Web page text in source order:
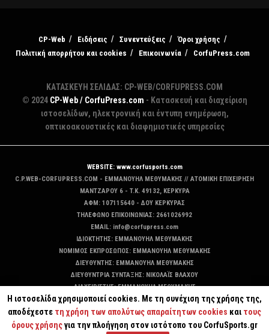
CP-Web Ειδήσεις Συνεντεύξεις
Όροι χρήσης
Πολιτική απορρήτου και cookies
Επικοινωνία CorfuPress.com
ΚΑΤΑΣΚΕΥΗ ΣΕΛΙΔΑΣ: CP-WEB/CORFUPRESS.COM
© 2024 CP-Web / CorfuPress.com - Κατασκευή και διαχείριση
ιστοσελίδων, ηλεκτρονική και έντυπη ενημέρωση,
οπτικοακουστικές και διαφημιστικές υπηρεσίες
WEBSITE: www.corfusports.com
C.P.WEB-CORFUPRESS.COM - ΕΜΜΑΝΟΥΗΛ ΜΕΘΥΜΑΚΗΣ // ΑΤΟΜΙΚΗ ΕΠΙΧΕΙΡΗΣΗ
MANTZAΡΟΥ 6 - T.K. 49132, ΚΕΡΚΥΡΑ
ΑΦΜ: 107115640 - ΔΟΥ ΚΕΡΚΥΡΑΣ
ΤΗΛΕΦΩΝΟ ΕΠΙΚΟΙΝΩΝΙΑΣ: 2661026992
EMAIL: info@corfupress.com
ΙΔΙΟΚΤΗΤΗΣ: EMMANOYΗΛ ΜΕΘΥΜΑΚΗΣ
ΝΟΜΙΜΟΣ ΕΚΠΡΟΣΩΠΟΣ: EMMANOYΗΛ ΜΕΘΥΜΑΚΗΣ
ΔΙΕΥΘΥΝΤΗΣ: EMMANOYΗΛ ΜΕΘΥΜΑΚΗΣ
ΔΙΕΥΘΥΝΤΡΙΑ ΣΥΝΤΑΞΗΣ: ΝΙΚΟΛΑΪΣ ΒΛΑΧΟΥ
ΔΙΑΧΕΙΡΙΣΤΗΣ: EMMANOYΗΛ ΜΕΘΥΜΑΚΗΣ
ΔΙΚΑΙΟΥΧΟΣ DOMAIN: ΕΜΜΑΝΟΥΗΛ ΜΕΘΥΜΑΚΗΣ
Η ιστοσελίδα χρησιμοποιεί cookies. Με τη συνέχιση της χρήσης της,
αποδέχεστε τη χρήση των απολύτως απαραίτητων cookies και τους
όρους χρήσηςγια την πλοήγηση στον ιστότοπο του CorfuSports.gr